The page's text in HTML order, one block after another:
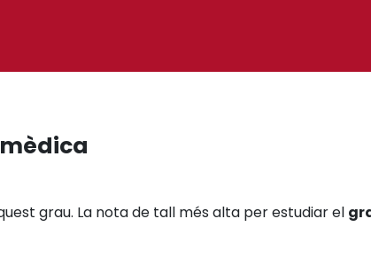
grau. La nota de tall més alta per estudiar el